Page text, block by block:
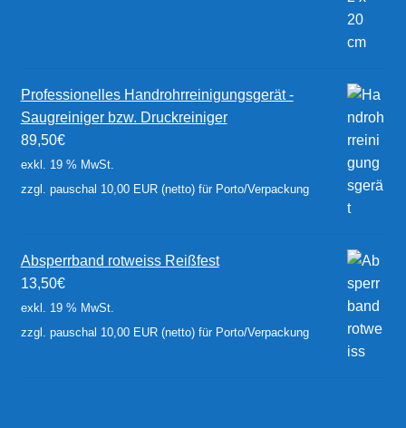
Professionelles Handrohrreinigungsgerät -
Saugreiniger bzw. Druckreiniger
89,50€
exkl. 19 % MwSt.
zzgl. pauschal 10,00 EUR (netto) für Porto/Verpackung
Absperrband rotweiss Reißfest
13,50€
exkl. 19 % MwSt.
zzgl. pauschal 10,00 EUR (netto) für Porto/Verpackung